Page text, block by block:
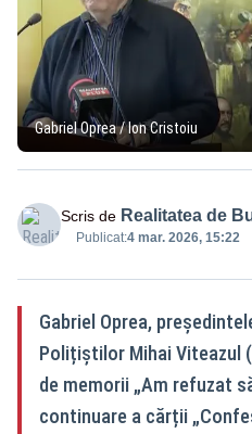
Gabriel Oprea / Ion Cristoiu
Scris de Realitatea de
Publicat:4 mar. 2026, 15:22
Gabriel Oprea,
Polițiștilor Mihai Viteazul
de memorii „Am refuzat
continuare a cărții